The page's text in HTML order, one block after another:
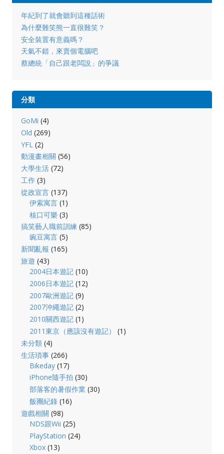
年紀到了就會聽到這種話術
為什麼難笑熊一直很難笑？
安全裝置有意義嗎？
天氣不錯，來賣個電腦吧
蔡總統「自己跟老闆說」的爭議
分類
GoMi (4)
Old (269)
YFL (2)
動漫畫相關 (56)
大學生活(72)
工作(3)
從政宣言(137)
伊索寓言 (1)
核口可樂 (3)
搞笑藝人職前訓練 (85)
豌豆寓言 (5)
新聞亂報 (165)
旅遊 (43)
2004日本遊記 (10)
2006日本遊記 (12)
2007歐洲遊記 (9)
2007沖繩遊記 (2)
2010關西遊記 (1)
2011東京（應該沒有遊記）
(1)
未分類(4)
生活瑣事(266)
Bikeday (17)
iPhone隨手拍 (30)
部落客的暑假作業 (30)
飯團紀錄 (16)
遊戲相關 (98)
NDS跟Wii (25)
PlayStation (24)
Xbox (13)